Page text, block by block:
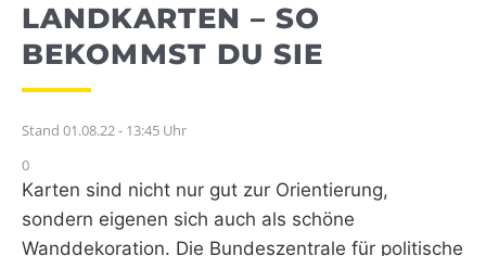
LANDKARTEN – SO
BEKOMMST DU SIE
Stand 01.08.22 - 13:45 Uhr
0
Karten sind nicht nur gut zur Orientierung,
sondern eigenen sich auch als schöne
Wanddekoration. Die Bundeszentrale für politische